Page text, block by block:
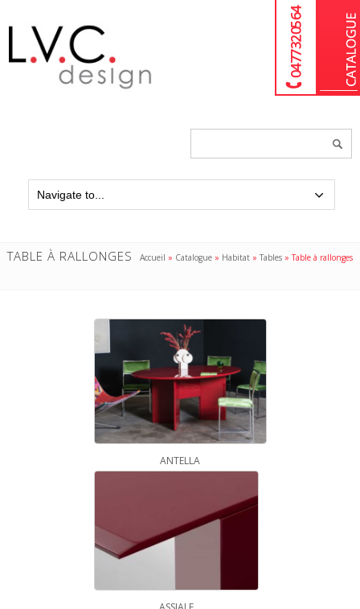
04 77 32 05 64
TABLE À RALLONGES Accueil » Catalogue » Habitat »Tables »Table à rallonges
ANTELLA